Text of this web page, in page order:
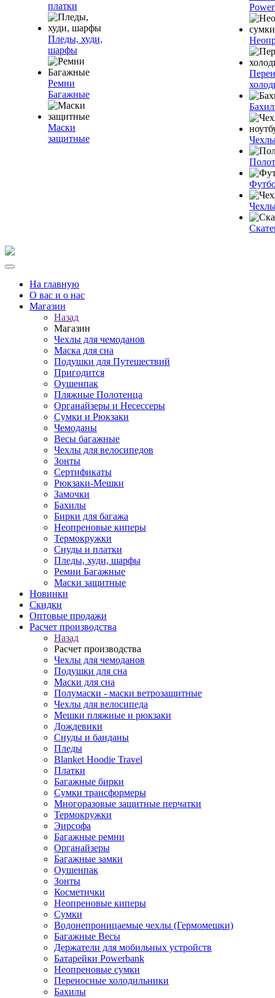
платки
Пледы, худи,
шарфы
Ремни
Багажные
Маски
защитные
На главную
О вас и о нас
Магазин
Назад
Магазин
Чехлы для чемоданов
Маска для сна
Подушки для Путешествий
Пригодится
Оушенпак
Пляжные Полотенца
Органайзеры и Несессеры
Сумки и Рюкзаки
Чемоданы
Весы багажные
Чехлы для велосипедов
Зонты
Сертификаты
Рюкзаки-Мешки
Замочки
Бахилы
Бирки для багажа
Неопреновые киперы
Термокружки
Снуды и платки
Пледы, худи, шарфы
Ремни Багажные
Маски защитные
Новинки
Скидки
Оптовые продажи
Расчет производства
Назад
Расчет производства
Чехлы для чемоданов
Подушки для сна
Маски для сна
Полумаски - маски ветрозащитные
Чехлы для велосипеда
Мешки пляжные и рюкзаки
Дождевики
Снуды и банданы
Пледы
Blanket Hoodie Travel
Платки
Багажные бирки
Сумки трансформеры
Многоразовые защитные перчатки
Термокружки
Эирсофа
Багажные ремни
Органайзеры
Багажные замки
Оушенпак
Зонты
Косметички
Неопреновые киперы
Сумки
Водонепроницаемые чехлы (Гермомешки)
Багажные Весы
Держатели для мобильных устройств
Батарейки Powerbank
Неопреновые сумки
Переносные холодильники
Бахилы